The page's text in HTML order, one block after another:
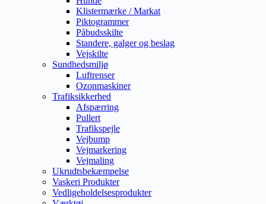
Klistermærke / Markat
Piktogrammer
Påbudsskilte
Standere, galger og beslag
Vejskilte
Sundhedsmiljø
Luftrenser
Ozonmaskiner
Trafiksikkerhed
Afspærring
Pullert
Trafikspejle
Vejbump
Vejmarkering
Vejmaling
Ukrudtsbekæmpelse
Vaskeri Produkter
Vedligeholdelsesprodukter